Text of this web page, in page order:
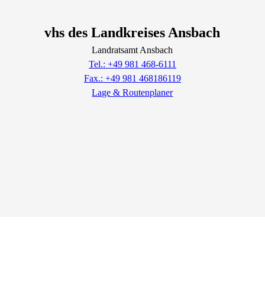
vhs des Landkreises Ansbach
Landratsamt Ansbach
Tel.: +49 981 468-6111
Fax.: +49 981 468186119
Lage & Routenplaner